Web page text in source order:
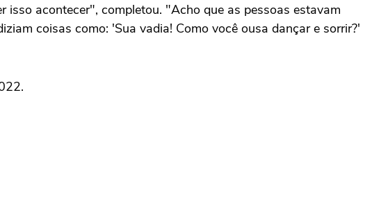
acontecer", completou. "Acho que as pessoas estavam
coisas como: 'Sua vadia! Como você ousa dançar e sorrir?'